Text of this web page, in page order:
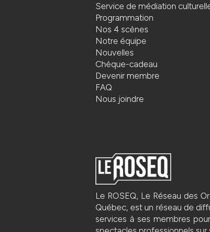
Service de médiation
Programmation
Nos 4 scènes
Notre équipe
Nouvelles
Chèque-cadeau
Devenir membre
FAQ
Nous joindre
Le ROSEQ, Le Réseau des
Québec, est un réseau de
services à ses membres